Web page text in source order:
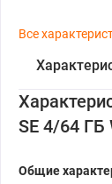
Все
SE 4/64 ГБ
Общие